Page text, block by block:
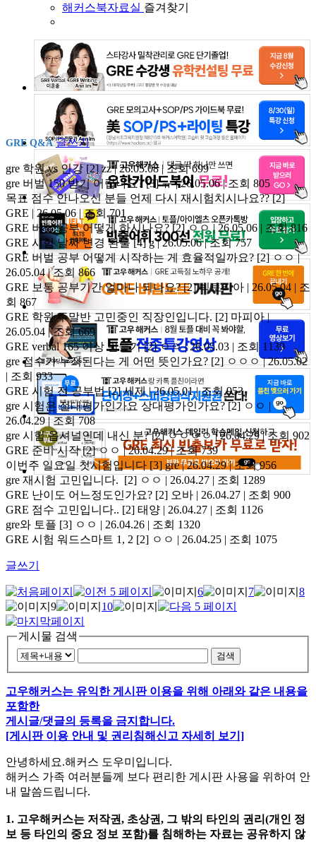
해커스북자료실 즐겨찾기
GRE Q&A 글쓰기
gre 학원 vs 인강[2] zz | 26.05.08 | 조회 699
gre 버벌 150 받기 어렵나요?[3] ㅠ | 26.05.06 | 조회 805
목표 점수 안나오신 분들 언제 다시 재시험치시나요??[2]
GRE | 26.05.06 | 조회 701
GRE 버벌 공부 어떻게 하시나요?[2] ㅇㅇ | 26.05.06 | 조회 816
GRE 시험 날짜 변경 환불[4] g | 26.05.06 | 조회 757
GRE 버벌 공부 어떻게 시작하는 게 효율적일까요?[2] ㅇㅇ |
26.05.04 | 조회 866
GRE 보통 공부기간 얼마나 되나요?[2] 빅토리아 | 26.05.04 | 조
회 867
GRE 학원 주말반 고민중인 직장인입니다.[2] 마피아 |
26.05.04 | 조회 669
GRE verbal 165 이상 만들기[2] ㅇㅇ | 26.05.03 | 조회 1139
gre 점수가 누적된다는 게 어떤 뜻인가요? [2] ㅇㅇㅇ | 26.05.02
| 조회 933
GRE 시험 전 공부법[2] 세제 | 26.05.01 | 조회 953
gre 시험은 절대평가인가요 상대평가인가요? [2] ㅇㅇ |
26.04.29 | 조회 708
gre 시험 옵셔널인데 내신 분?[2] ㅇㅇㅇㅇ | 26.04.29 | 조회 902
GRE 준비 시작[2] ㅇㅇ | 26.04.29 | 조회 739
이번주 일요일 첫시험입니다 [3] gre | 26.04.29 | 조회 956
gre 재시험 고민입니다. [2] ㅇㅇ | 26.04.27 | 조회 1289
GRE 난이도 어느정도인가요? [2] 오바 | 26.04.27 | 조회 900
GRE 점수 고민입니다.. [2] 태양 | 26.04.27 | 조회 1126
gre와 토플 [3] ㅇㅇ | 26.04.26 | 조회 1320
GRE 시험 워드스마트 1, 2 [2] ㅇㅇ | 26.04.25 | 조회 1075
글쓰기
6 7
8
9
10
게시물 검색
검색
고우해커스는 유익한 게시판 이용을 위해 아래와 같은 내용을
포함한
게시글/댓글의 등록을 금지합니다.
[게시판 이용 안내 및 권리침해신고 자세히 보기]
안녕하세요.해커스 도우미입니다.
해커스 가족 여러분들께 보다 편리한 게시판 사용을 위하여 안
내 말씀드립니다.
1. 고우해커스는 저작권, 초상권, 그 밖의 타인의 권리(개인 정
보 등 타인의 중요 정보 포함)를 침해하는 자료는 공유하지 않